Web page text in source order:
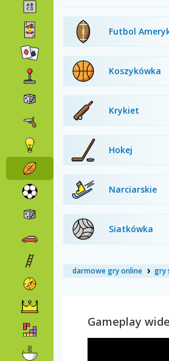
Futbol
Koszykówka
Krykiet
Hokej
Narciarskie
Siatkówka
darmowe gry online gry
Gameplay